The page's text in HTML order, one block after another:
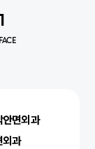
안면외과
외과